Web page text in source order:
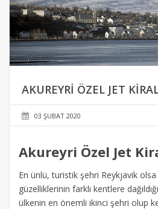
AKUREYRI ÖZEL JET
03 ŞUBAT 2020
Akureyri Özel Jet
En ünlü, turistik şehri Reykjavik
güzelliklerinin farklı kentlere
ülkenin en önemli ikinci şehri olup